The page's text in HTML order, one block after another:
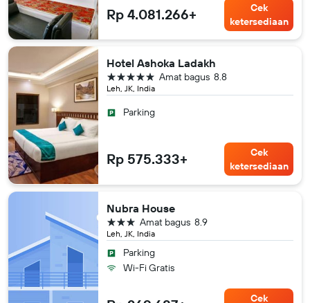
Rp 4.081.266+
Cek
ketersediaan
Hotel Ashoka Ladakh
Leh, JK, India
8.8
Amat bagus
bintang 5
Parking
Rp 575.333+
Cek
ketersediaan
Nubra House
Leh, JK, India
8.9
Amat bagus
bintang 3
Parking
Wi-Fi Gratis
Cek